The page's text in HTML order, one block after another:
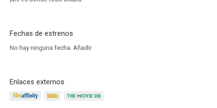
Fechas de estrenos
No hay ninguna fecha. Añadir
Enlaces externos